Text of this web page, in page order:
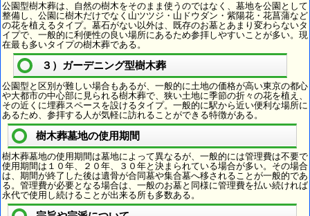
公園型樹木葬は、自然の樹木をそのまま使うのではなく、墓地を公園として
整備し、公園に樹木だけでなく山ツツジ・山ドウダン・紫陽花・花菖蒲など
の花を植えるタイプ。墓石がない以外は、既存のお墓とあまり変わらないタ
イプで、一般的に利便性の良い場所にあるため参拝しやすいことが多い。現
在最も多いタイプの樹木葬である。
３）ガーデニング型樹木葬
公園型と区別が難しい場合もあるが、一般的に土地の価格が高い東京の都心
や大都市の中心部に見られる樹木葬で、狭い土地に季節の折々の花を植え、
その近くに埋葬スペースを設けるタイプ。一般的に駅から近い便利な場所に
あるため、参拝する人が気軽に訪れることができる特徴がある。
樹木葬墓地の使用期間
樹木葬墓地の使用期間は墓地によって異なるが、一般的には管理費は不要で
使用期間は１０年、２０年、３０年と決まられている場合が多い。その場合
は、期間が終了した後は遺骨が合同墓や集合墓へ移されることが一般的であ
る。管理費が必要となる場合は、一般のお墓と同様に管理費を払い続ければ
永代で使用し続けることが出来る所も多数ある。